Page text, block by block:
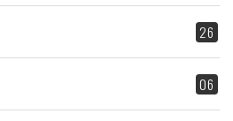
26
06